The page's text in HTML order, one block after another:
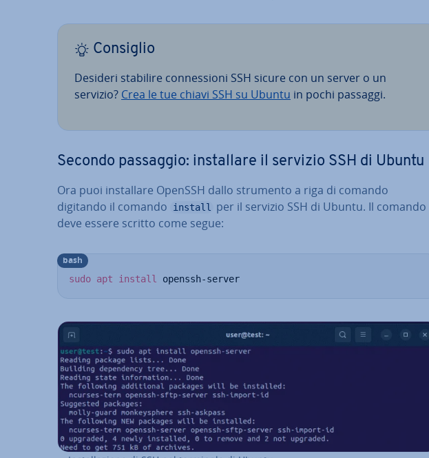
Consiglio
Desideri stabilire con­nes­sio­ni SSH sicure con un server o un
servizio? Crea le tue chiavi SSH su Ubuntu in pochi passaggi.
Secondo passaggio: in­stal­la­re il servizio SSH di Ubuntu
Ora puoi in­stal­la­re OpenSSH dallo strumento a riga di comando
digitando il comando
install per il servizio SSH di Ubuntu. Il comando
deve essere scritto come segue:
sudo apt install openssh-server
bash